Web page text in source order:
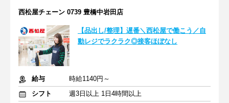
西松屋チェーン 0739 豊橋中岩田店
【品出し/整理】遅番＼西松屋で働こう／自
動レジでラクラク◎接客ほぼなし
給与
時給1140円～
シフト
週3日以上 1日4時間以上